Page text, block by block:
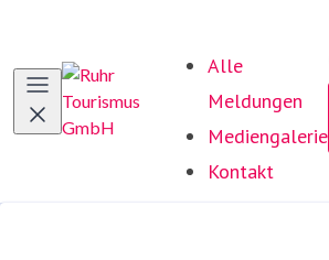
Alle
Meldungen
Mediengalerie
Kontakt